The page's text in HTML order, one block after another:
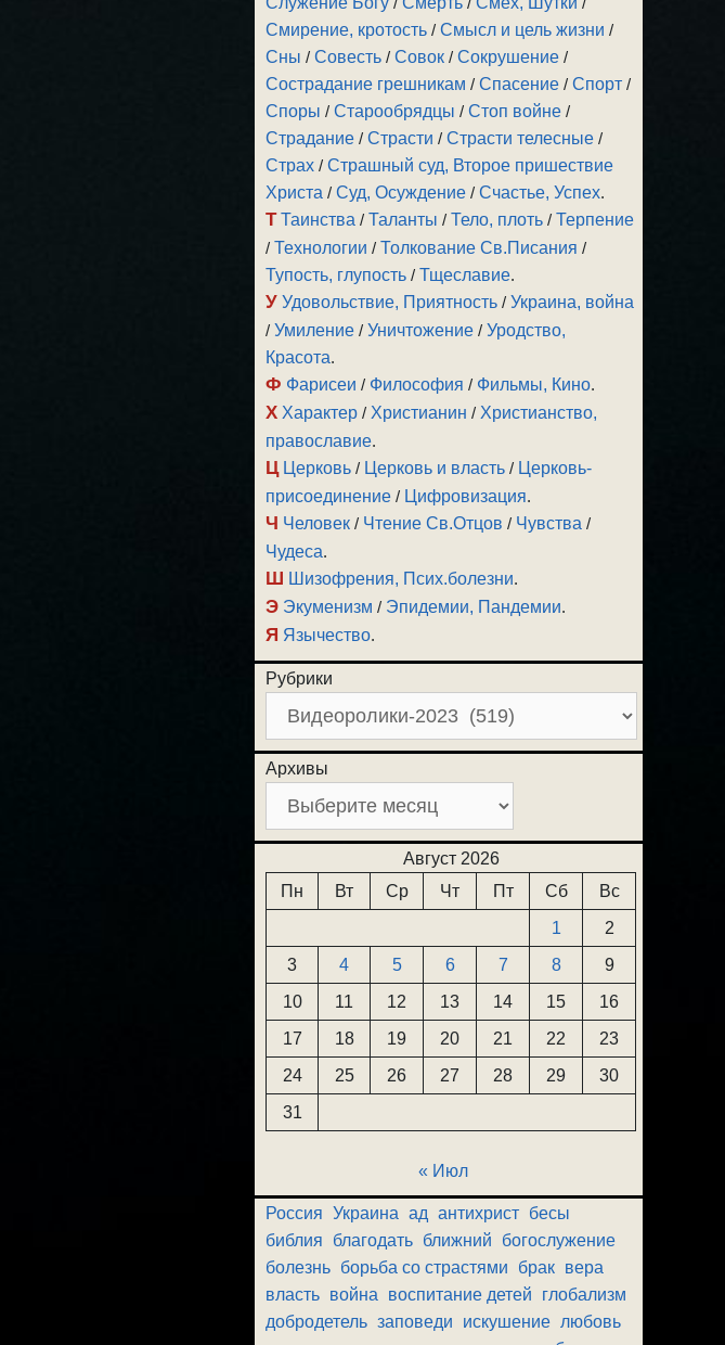
Смирение, кротость /Смысл и цель жизни /
Сны /Совесть /Совок /Сокрушение /
Сострадание грешникам /Спасение /Спорт /
Споры /Старообрядцы /Стоп войне /
Страдание /Страсти /Страсти телесные /
Страх /Страшный суд, Второе пришествие
Христа /Суд, Осуждение /Счастье, Успех.
Т Таинства /Таланты /Тело, плоть /Терпение
/Технологии /Толкование Св.Писания /
Тупость, глупость /Тщеславие.
У Удовольствие, Приятность /Украина, война
/Умиление /Уничтожение /Уродство,
Красота.
Ф Фарисеи / Философия / Фильмы, Кино.
Х Характер / Христианин / Христианство,
православие.
Ц Церковь / Церковь и власть / Церковь-
присоединение / Цифровизация.
Ч Человек / Чтение Св.Отцов / Чувства /
Чудеса.
Ш Шизофрения, Псих.болезни.
Э Экуменизм / Эпидемии, Пандемии.
Я Язычество.
Рубрики
Архивы
Август 2026
Пн
Вт Ср Чт Пт Сб
Вс
1
2
3
4 5 6 7 8
9
10
11 12 13 14 15
16
17
18 19 20 21 22
23
24
25 26 27 28 29
30
31
« Июл
Россия Украина ад антихрист бесы
библия
благодать ближний
богослужение
болезнь борьба со страстями брак вера
власть война воспитание детей
глобализм
добродетель заповеди искушение любовь